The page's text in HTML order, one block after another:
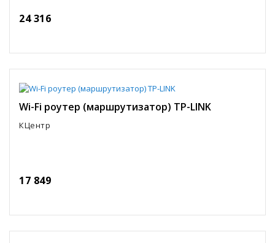
24 316
Wi-Fi роутер (маршрутизатор) TP-LINK
КЦентр
17 849